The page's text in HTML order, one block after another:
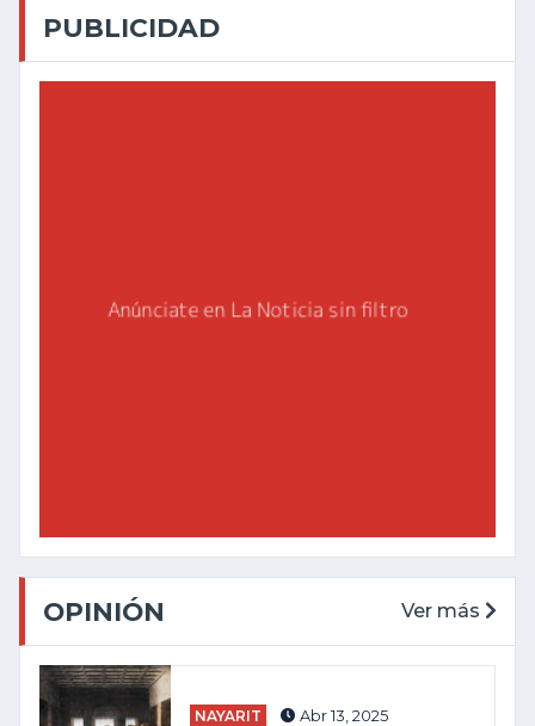
PUBLICIDAD
OPINIÓN Ver más
NAYARIT Abr 13, 2025